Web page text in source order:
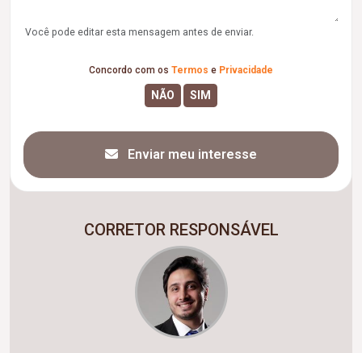
Você pode editar esta mensagem antes de enviar.
Concordo com os Termos e Privacidade
Enviar meu interesse
CORRETOR RESPONSÁVEL